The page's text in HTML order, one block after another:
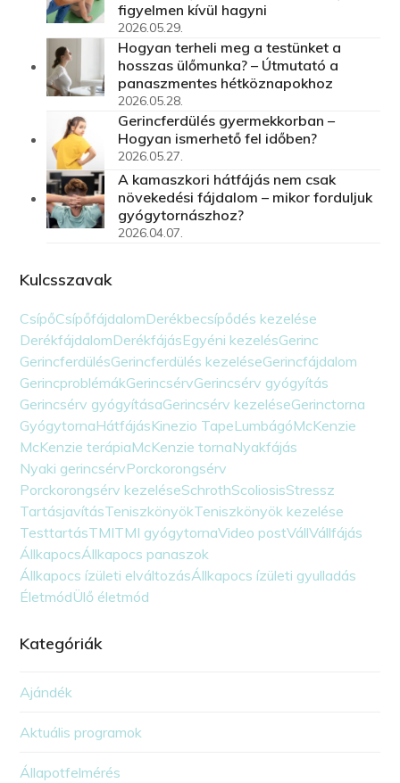
figyelmen kívül hagyni
2026.05.29.
Hogyan terheli meg a testünket a
hosszas ülőmunka? – Útmutató a
panaszmentes hétköznapokhoz
2026.05.28.
Gerincferdülés gyermekkorban –
Hogyan ismerhető fel időben?
2026.05.27.
A kamaszkori hátfájás nem csak
növekedési fájdalom – mikor forduljuk
gyógytornászhoz?
2026.04.07.
Kulcsszavak
CsípőCsípőfájdalomDerékbecsípődés kezelése
DerékfájdalomDerékfájásEgyéni kezelésGerinc
GerincferdülésGerincferdülés kezeléseGerincfájdalom
GerincproblémákGerincsérvGerincsérv gyógyítás
Gerincsérv gyógyításaGerincsérv kezeléseGerinctorna
GyógytornaHátfájásKinezio TapeLumbágóMcKenzie
McKenzie terápiaMcKenzie tornaNyakfájás
Nyaki gerincsérvPorckorongsérv
Porckorongsérv kezeléseSchrothScoliosisStressz
TartásjavításTeniszkönyökTeniszkönyök kezelése
TesttartásTMITMI gyógytornaVideo postVállVállfájás
ÁllkapocsÁllkapocs panaszok
Állkapocs ízületi elváltozásÁllkapocs ízületi gyulladás
ÉletmódÜlő életmód
Kategóriák
Ajándék
Aktuális programok
Állapotfelmérés